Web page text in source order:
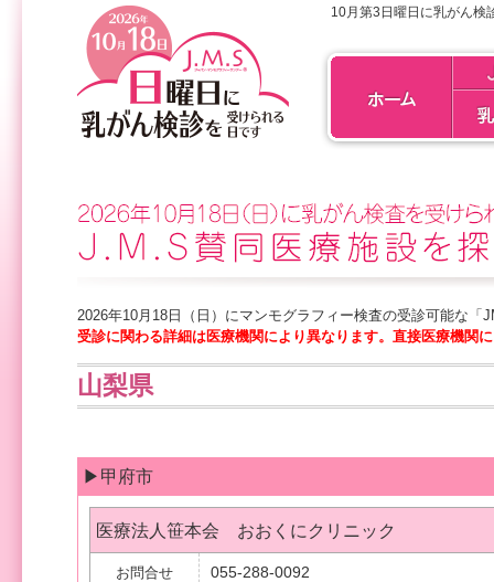
10月第3日曜日に乳がん検
2026年10月18日（日）にマンモグラフィー検査の受診可能な
受診に関わる詳細は医療機関により異なります。直接医療機関
山梨県
▶甲府市
医療法人笹本会 おおくにクリニック
お問合せ 055-288-0092